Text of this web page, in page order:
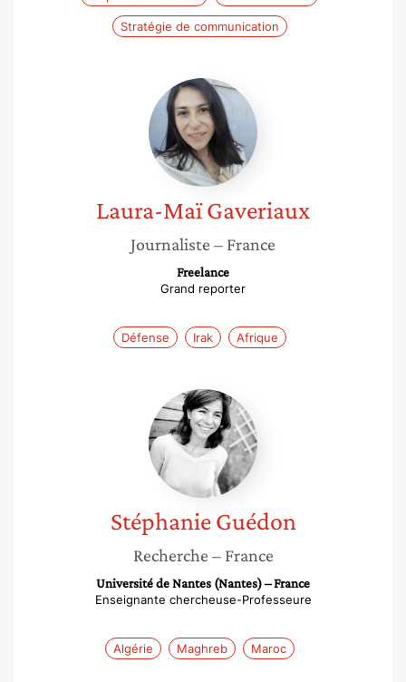
Stratégie de communication
Laura-
Maï
Gaveriaux
Laura-MaïGaveriaux
Journaliste – France
Freelance
Grand reporter
Défense Irak Afrique
Stéphanie
Guédon
Stéphanie Guédon
Recherche – France
Université de Nantes (Nantes) – France
Enseignante chercheuse-Professeure
Algérie Maghreb Maroc